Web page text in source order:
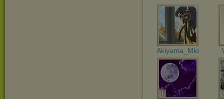
Akiyama_Mio